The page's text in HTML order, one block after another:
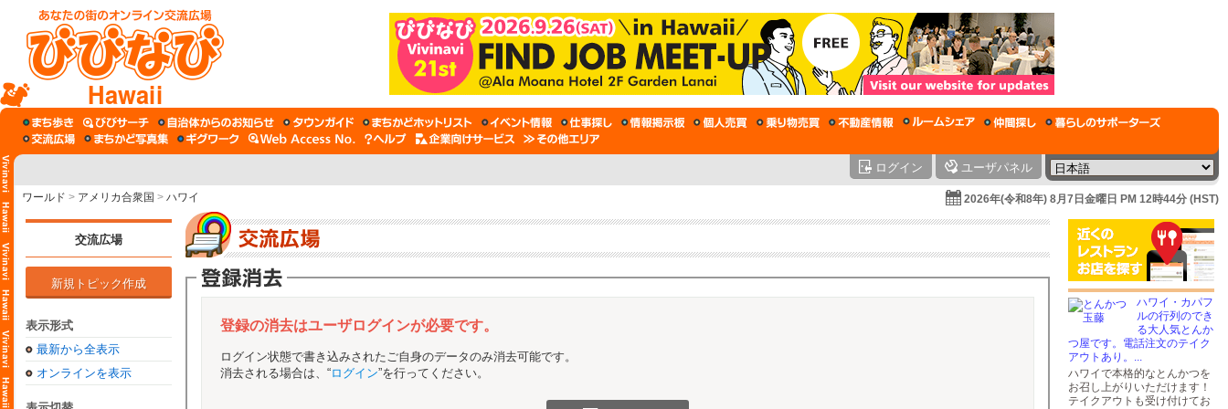
Hawaii
ログイン ユーザパネル
ワールド > アメリカ合衆国 > ハワイ 2026年(令和8年) 8月7日金曜日 PM 12時44分 (HST)
交流広場
新規トピック作成
表示形式
最新から全表示
オンラインを表示
登録の消去はユーザログインが必要です。
ログイン状態で書き込みされたご自身のデータのみ消去可能です。
消去される場合は、“ログイン”を行ってください。
ハワイ・カパフ
ルの行列のでき
る大人気とんか
つ屋です。電話注文のテイク
アウトあり。...
ハワイで本格的なとんかつを
お召し上がりいただけます！
テイクアウトも受け付けてお